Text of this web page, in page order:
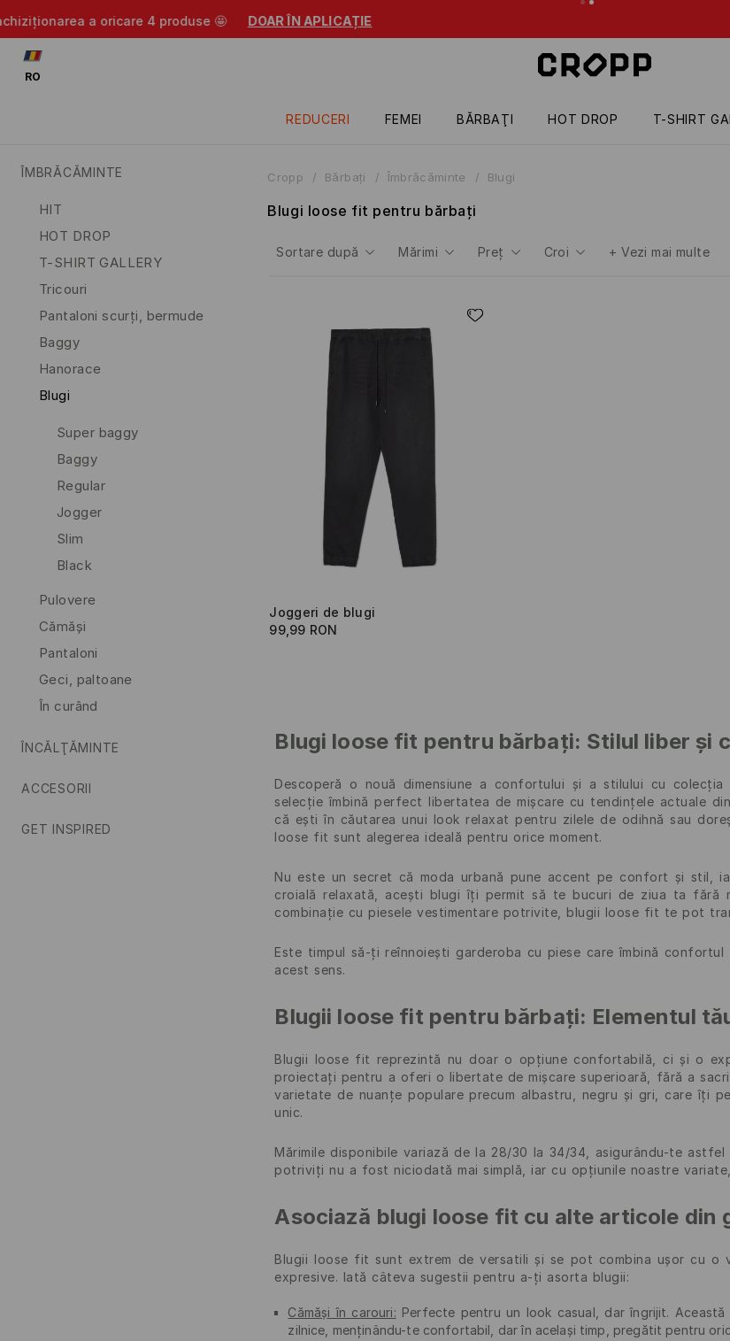
Uite: -15% la produsele aflate la promoție, dacă cumperi 5 produse
REDUCERI FEMEI BĂRBAŢI HOT DROP T-SHIRT
RO
ÎMBRĂCĂMINTE
HIT
HOT DROP
T-SHIRT GALLERY
Tricouri
Pantaloni scurți, bermude
Baggy
Hanorace
Blugi
Super baggy
Baggy
Regular
Jogger
Slim
Black
Pulovere
Cămăşi
Pantaloni
Geci, paltoane
În curând
ÎNCĂLŢĂMINTE
ACCESORII
GET INSPIRED
Cropp Bărbaţi Îmbrăcăminte Blugi
Blugi loose fit pentru bărbați
Sortare după Mărimi Preţ Croi +Vezi mai multe
Joggeri de blugi
99,99 RON
Blugi loose fit pentru bărbați: Stilul liber și
Descoperă o nouă dimensiune a confortului și a stilului cu
selecție îmbină perfect libertatea de mișcare cu tendințele actuale
că ești în căutarea unui look relaxat pentru zilele de odihnă sau
loose fit sunt alegerea ideală pentru orice moment.
Nu este un secret că moda urbană pune accent pe confort și stil,
croială relaxată, acești blugi îți permit să te bucuri de ziua ta
combinație cu piesele vestimentare potrivite, blugii loose fit te pot
Este timpul să-ți reînnoiești garderoba cu piese care îmbină
acest sens.
Blugii loose fit pentru bărbați: Elementul
Blugii loose fit reprezintă nu doar o opțiune confortabilă, ci și o
proiectați pentru a oferi o libertate de mișcare superioară, fără a
varietate de nuanțe populare precum albastru, negru și gri, care îți
unic.
Mărimile disponibile variază de la 28/30 la 34/34, asigurându-te
potriviți nu a fost niciodată mai simplă, iar cu opțiunile noastre
Asociază blugi loose fit cu alte articole din
Blugii loose fit sunt extrem de versatili și se pot combina ușor cu o
expresive. Iată câteva sugestii pentru a-ți asorta blugii:
Cămăși în carouri: Perfecte pentru un look casual, dar îngrijit.
zilnice, menținându-te confortabil, dar în același timp, pregătit pentru